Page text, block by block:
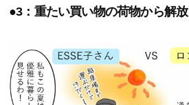
●3：重たい買い物の荷物から解放